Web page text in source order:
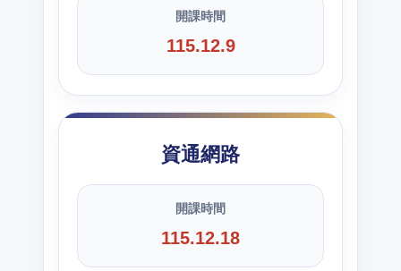
開課時間
115.12.9
資通網路
開課時間
115.12.18